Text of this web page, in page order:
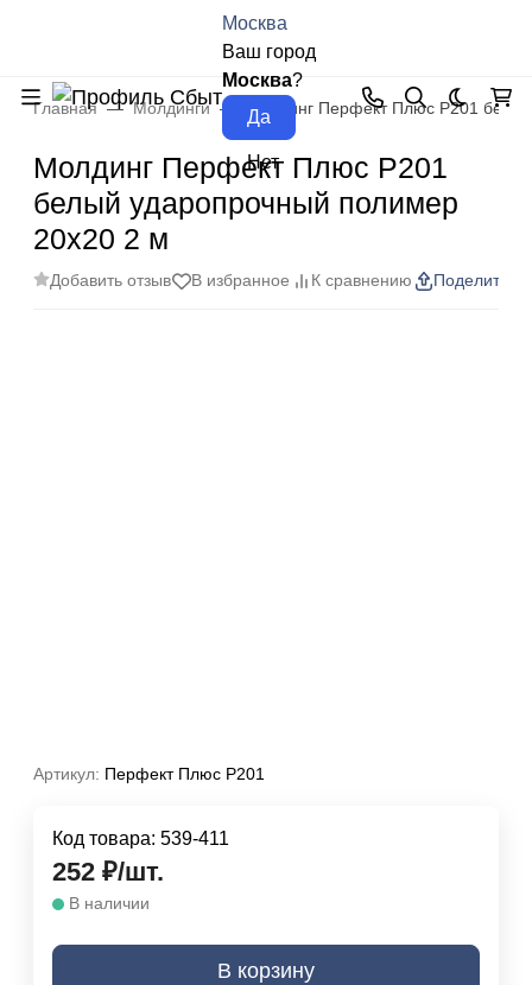
Москва
Ваш город
Москва?
Темная
Главная Молдинги Молдинг Перфект Плюс P201
Молдинг Перфект Плюс P201
белый ударопрочный полимер
20х20 2 м
Добавить отзыв В избранное К сравнению Поделиться
Артикул: Перфект Плюс P201
Код товара: 539-411
252 ₽/шт.
В наличии
В корзину